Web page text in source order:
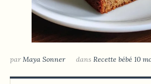
parMaya Sonner dans Recette bébé 10